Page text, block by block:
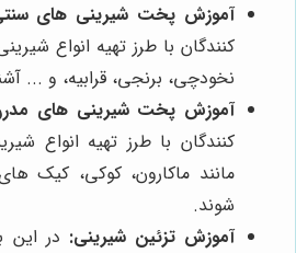
آموزش پخت شیرینی های
کنندگان با طرز تهیه انواع
نخودچی، برنجی، قرابیه، و ...
آموزش پخت شیرینی های
کنندگان با طرز تهیه انواع
مانند ماکارون، کوکی، کیک
شوند.
آموزش تزئین شیرینی: در این